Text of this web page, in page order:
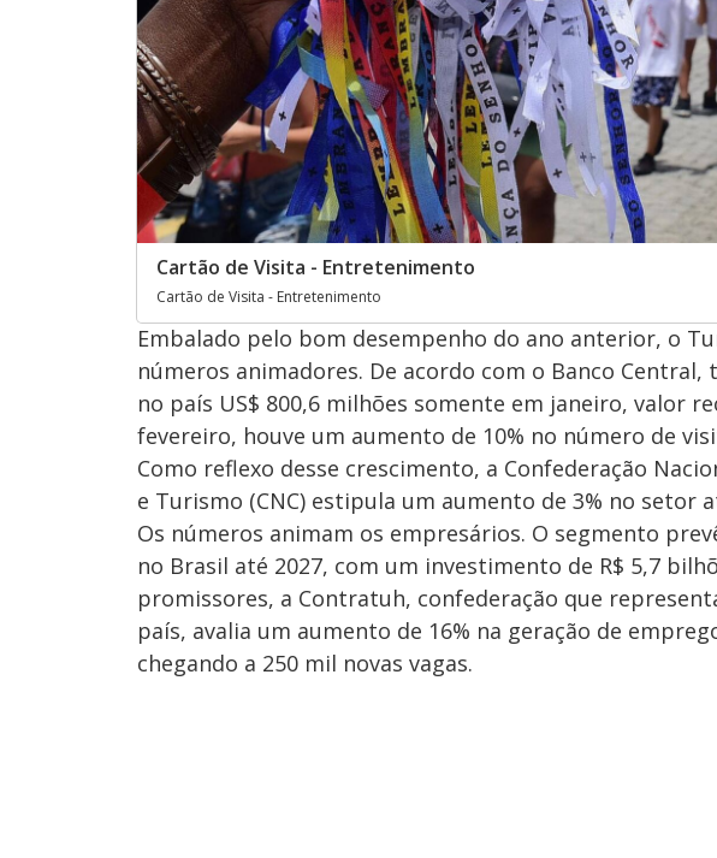
Cartão de Visita - Entretenimento
Cartão de Visita - Entretenimento
Embalado pelo bom desempenho do ano anterior, o
números animadores. De acordo com o Banco
no país US$ 800,6 milhões somente em janeiro, valor
fevereiro, houve um aumento de 10% no número de
Como reflexo desse crescimento, a Confederação
e Turismo (CNC) estipula um aumento de 3% no setor
Os números animam os empresários. O segmento
no Brasil até 2027, com um investimento de R$ 5,7
promissores, a Contratuh, confederação que
país, avalia um aumento de 16% na geração de
chegando a 250 mil novas vagas.